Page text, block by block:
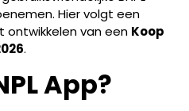
Hier volgt een
ontwikkelen van een Koop
.
App?